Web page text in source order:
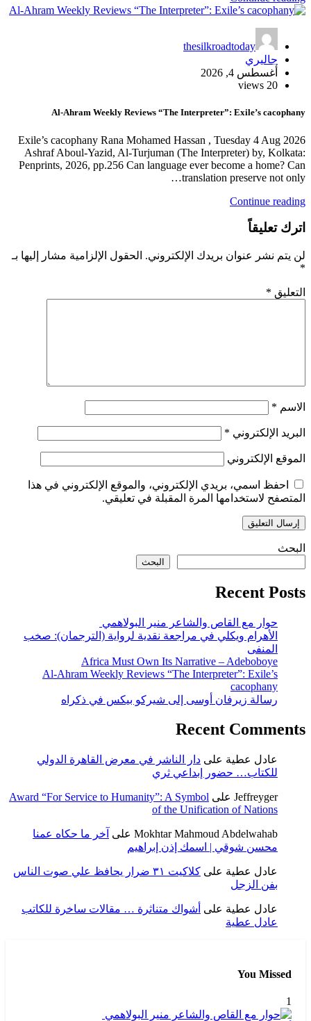
thesilkroadtoday
جاليري
أغسطس 4, 2026
20 views
Al-Ahram Weekly Reviews “The Interpreter”: Exile’s cacophany
Exile’s cacophany Rana Mohamed Hassan , Tuesday 4 Aug 2026
Ashraf Aboul-Yazid, Al-Turjuman (The Interpreter) by, Kolkata:
Penprints, 2026, pp.256 Can language ever become a home? Can
translation preserve not only…
Continue reading
اترك تعليقاً
لن يتم نشر عنوان بريدك الإلكتروني. الحقول الإلزامية مشار إليها بـ
*
التعليق *
الاسم *
البريد الإلكتروني *
الموقع الإلكتروني
احفظ اسمي، بريدي الإلكتروني، والموقع الإلكتروني في هذا
المتصفح لاستخدامها المرة المقبلة في تعليقي.
البحث
البحث
Recent Posts
حوار مع القاص والشاعر منير البولاهمي
الأهرام ويكلي في مراجعة نقدية لرواية (الترجمان): صخب
المنفى
Africa Must Own Its Narrative – Adeboboye
Al-Ahram Weekly Reviews “The Interpreter”: Exile’s
cacophany
رسالة زيرفان أوسى إلى شيركو بيكس في ذكراه
Recent Comments
عادل عطية على دار الناشر في معرض القاهرة الدولي
للكتاب… حضور إبداعي ثري
Jeffreyger على Award “For Service to Humanity”: A Symbol
of the Unification of Nations
Mokhtar Mahmoud Abdelwahab على آخر ما حكاه عمنا
محسن شوقي | اسمك إذن إبراهيم
عادل عطية على
كلاكيت ٣١ ضرار يحافظ علي صوت الناس
بفن الزجل
عادل عطية على أشواك متناثرة … مقالات ساخرة للكاتب
عادل عطية
You Missed
1